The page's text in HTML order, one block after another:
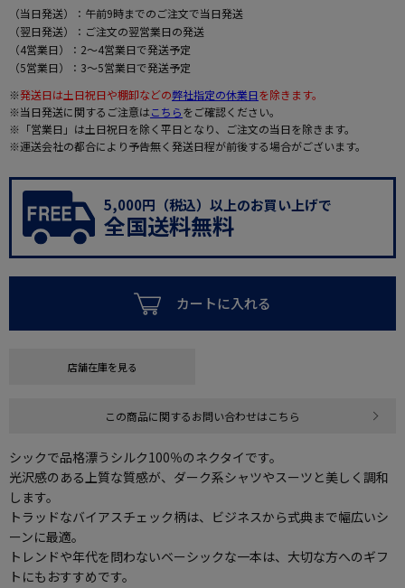
（当日発送）：午前9時までのご注文で当日発送
（翌日発送）：ご注文の翌営業日の発送
（4営業日）：2～4営業日で発送予定
（5営業日）：3～5営業日で発送予定
※発送日は土日祝日や棚卸などの弊社指定の休業日を除きます。
※当日発送に関するご注意はこちらをご確認ください。
※「営業日」は土日祝日を除く平日となり、ご注文の当日を除きます。
※運送会社の都合により予告無く発送日程が前後する場合がございます。
5,000円（税込）以上のお買い上げで
全国送料無料
カートに入れる
店舗在庫を見る
この商品に関するお問い合わせはこちら
シックで品格漂うシルク100％のネクタイです。
光沢感のある上質な質感が、ダーク系シャツやスーツと美しく調和
します。
トラッドなバイアスチェック柄は、ビジネスから式典まで幅広いシ
ーンに最適。
トレンドや年代を問わないベーシックな一本は、大切な方へのギフ
トにもおすすめです。